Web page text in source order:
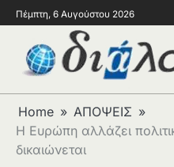
Πέμπτη, 6 Αυγούστου 2026
Home
ΑΠΟΨΕΙΣ
Η Ευρώπη αλλάζει
δικαιώνεται